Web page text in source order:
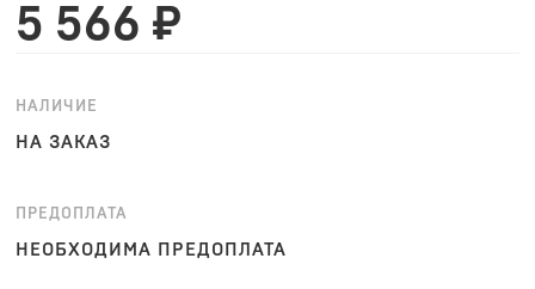
5 566 ₽
НАЛИЧИЕ
НА ЗАКАЗ
ПРЕДОПЛАТА
НЕОБХОДИМА ПРЕДОПЛАТА